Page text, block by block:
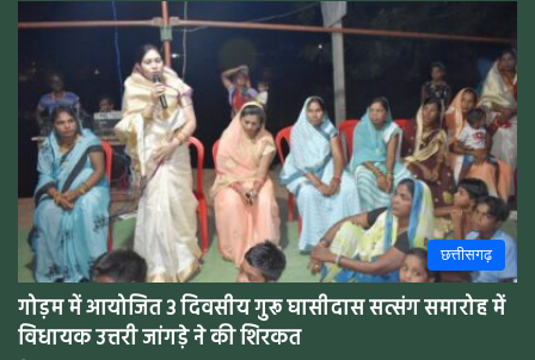
छत्तीसगढ़
गोड़म में आयोजित 3 दिवसीय गुरू घासीदास सत्संग समारोह में
विधायक उत्तरी जांगड़े ने की शिरकत